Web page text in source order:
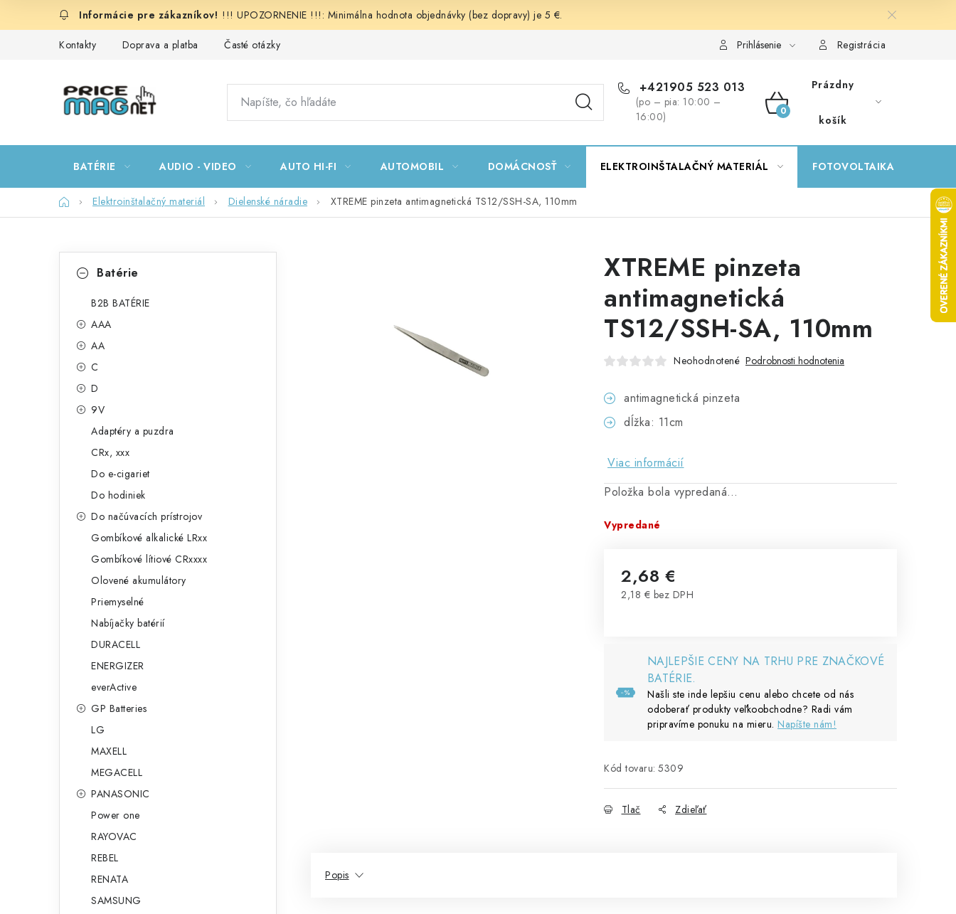
!!! UPOZORNENIE !!!: Minimálna hodnota objednávky (bez dopravy) je 5 €.
Kontakty Doprava a platba Časté otázky Prihlásenie Registrácia
+421905 523 013
(po – pia: 10:00 –
16:00)
NÁKUPNÝ
Prázdny
košík
BATÉRIE AUDIO - VIDEO AUTO HI-FI AUTOMOBIL DOMÁCNOSŤ ELEKTROINŠTALAČNÝ MATERIÁL FOTOVOLTAIKA
DomovElektroinštalačný materiál Dielenské náradie XTREME pinzeta antimagnetická TS12/SSH-SA, 110mm
kategórieBatérie
B2B BATÉRIE
AAA
AA
C
D
9V
Adaptéry a puzdra
CRx, xxx
Do e-cigariet
Do hodiniek
Do načúvacích prístrojov
Gombíkové alkalické LRxx
Gombíkové lítiové CRxxxx
Olovené akumulátory
Priemyselné
Nabíjačky batérií
DURACELL
ENERGIZER
everActive
GP Batteries
LG
MAXELL
MEGACELL
PANASONIC
Power one
RAYOVAC
REBEL
RENATA
SAMSUNG
XTREME pinzeta
antimagnetická
TS12/SSH-SA, 110mm
Neohodnotené Podrobnosti hodnotenia
antimagnetická pinzeta
dĺžka: 11cm
Viac informácií
Položka bola vypredaná…
Vypredané
2,68 €
2,18 € bez DPH
NAJLEPŠIE CENY NA TRHU PRE ZNAČKOVÉ
BATÉRIE.
Našli ste inde lepšiu cenu alebo chcete od nás
odoberať produkty veľkoobchodne? Radi vám
pripravíme ponuku na mieru. Napíšte nám!
Kód tovaru: 5309
Tlač Zdieľať
Popis